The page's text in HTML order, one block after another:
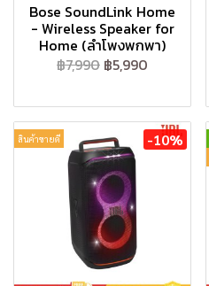
Bose SoundLink Home
- Wireless Speaker for
Home (ลำโพงพกพา)
฿7,990 ฿5,990
สินค้าขายดี -10%